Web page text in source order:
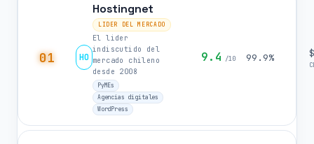
01 HO
Hostingnet
LIDER DEL MERCADO
El lider
indiscutido del
mercado chileno
desde 2008
PyMEs
Agencias digitales
WordPress
9.4 /10 99.9%